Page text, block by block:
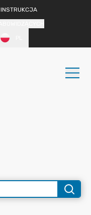
INSTRUKCJA